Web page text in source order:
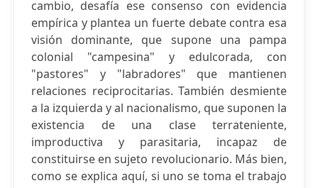
cambio, desafía ese consenso con evidencia
empírica y plantea un fuerte debate contra esa
visión dominante, que supone una pampa
colonial "campesina" y edulcorada, con
"pastores" y "labradores" que mantienen
relaciones reciprocitarias. También desmiente
a la izquierda y al nacionalismo, que suponen la
existencia de una clase terrateniente,
improductiva y parasitaria, incapaz de
constituirse en sujeto revolucionario. Más bien,
como se explica aquí, si uno se toma el trabajo